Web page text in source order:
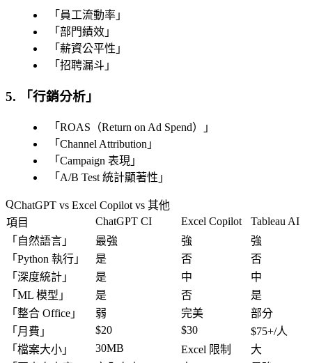
「 員工流動率 」
「 部門績效 」
「 薪資公平性 」
「 招聘漏斗 」
5. 「行銷分析 」
「 ROAS（Return on Ad Spend）
」
「 Channel Attribution 」
「 Campaign 表現 」
「 A/B Test 統計顯著性 」
ChatGPT vs Excel Copilot vs 其他
項目
ChatGPT CI Excel Copilot
Tableau AI
「 自然語言 」 最強 強
強
「 Python 執行 」 是 否
否
「 深度統計 」 是 中
中
「 ML 模型 」 是 否
是
「 整合 Office 」 弱 完美
部分
「 月費 」 $20 $30
$75+/人
「 檔案大小 」 30MB Excel 限制
大